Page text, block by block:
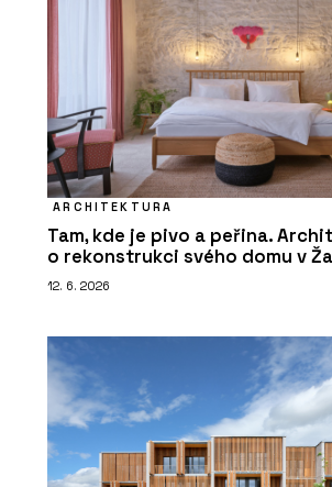
ARCHITEKTURA
Tam, kde je pivo a peřina.
o rekonstrukci svého domu v
12. 6. 2026